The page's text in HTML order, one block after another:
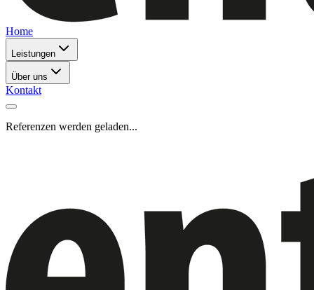
Home
Leistungen
Über uns
Kontakt
Referenzen werden geladen...